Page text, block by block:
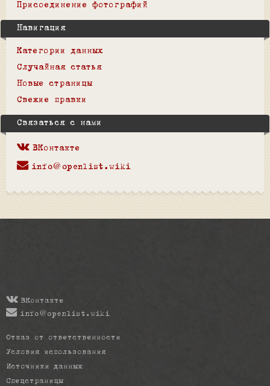
Присоединение фотографий
Навигация
Категории данных
Случайная статья
Новые страницы
Свежие правки
Связаться с нами
ВКонтакте
info@openlist.wiki
ВКонтакте
info@openlist.wiki
Отказ от ответственности
Условия использования
Источники данных
Спецстраницы